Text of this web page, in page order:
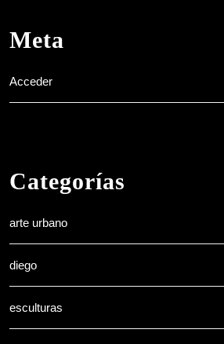
Meta
Acceder
Categorías
arte urbano
diego
esculturas